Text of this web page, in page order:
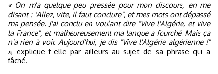
« On m'a quelque peu pressée pour mon discours, en me
disant : "Allez, vite, il faut conclure", et mes mots ont dépassé
ma pensée. J'ai conclu en voulant dire "Vive l'Algérie, et vive
la France", et malheureusement ma langue a fourché. Mais ça
n'a rien à voir. Aujourd'hui, je dis "Vive l'Algérie algérienne !"
», explique-t-elle par ailleurs au sujet de sa phrase qui a
fâché.